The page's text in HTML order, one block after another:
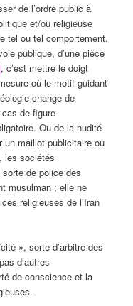
de l’ordre public à
et/ou religieuse
tel ou tel comportement.
publique, d’une pièce
, c’est mettre le doigt
où le motif guidant
change de
de figure
Ou de la nudité
un maillot publicitaire ou
les sociétés
de police des
musulman ; elle ne
religieuses de l’Iran
», sorte d’arbitre des
d’autres
de conscience et la